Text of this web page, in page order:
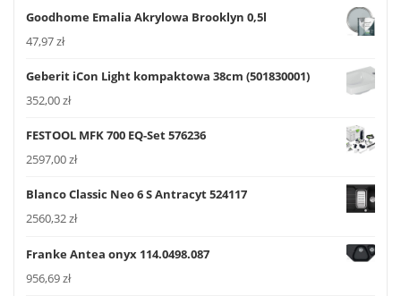
Goodhome Emalia Akrylowa Brooklyn 0,5l
47,97zł
Geberit iCon Light kompaktowa 38cm (501830001)
352,00zł
FESTOOL MFK 700 EQ-Set 576236
2597,00zł
Blanco Classic Neo 6 S Antracyt 524117
2560,32zł
Franke Antea onyx 114.0498.087
956,69zł